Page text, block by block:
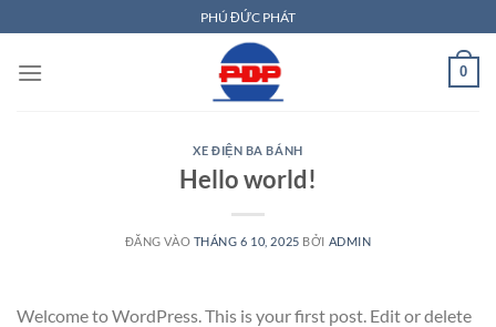
qua
nội
PHÚ ĐỨC PHÁT
0
XE ĐIỆN BA BÁNH
Hello world!
ĐĂNG VÀO THÁNG 6 10, 2025 BỞI ADMIN
Welcome to WordPress. This is your first post. Edit or delete